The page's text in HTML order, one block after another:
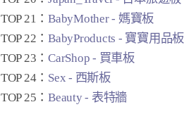
TOP 21：BabyMother - 媽寶板
TOP 22：BabyProducts - 寶寶用品板
TOP 23：CarShop - 買車板
TOP 24： Sex - 西斯板
TOP 25：Beauty - 表特牆